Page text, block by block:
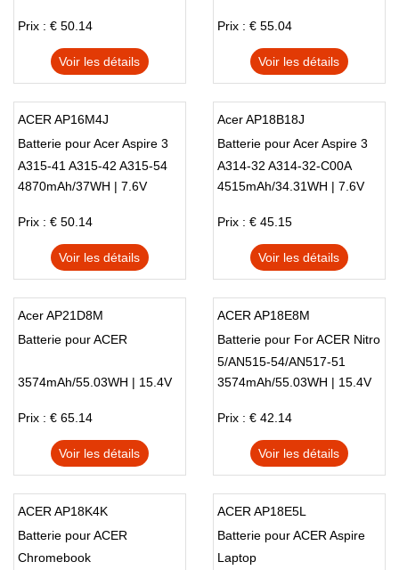
Prix : € 50.14
Voir les détails
Prix : € 55.04
Voir les détails
ACER AP16M4J
Batterie pour Acer Aspire 3
A315-41 A315-42 A315-54
A317-33
4870mAh/37WH | 7.6V
Prix : € 50.14
Voir les détails
Acer AP18B18J
Batterie pour Acer Aspire 3
A314-32 A314-32-C00A
A314-32-C087 32-P542
4515mAh/34.31WH | 7.6V
Prix : € 45.15
Voir les détails
Acer AP21D8M
Batterie pour ACER
3574mAh/55.03WH | 15.4V
Prix : € 65.14
Voir les détails
ACER AP18E8M
Batterie pour For ACER Nitro
5/AN515-54/AN517-51
3574mAh/55.03WH | 15.4V
Prix : € 42.14
Voir les détails
ACER AP18K4K
Batterie pour ACER
Chromebook
ACER AP18E5L
Batterie pour ACER Aspire
Laptop